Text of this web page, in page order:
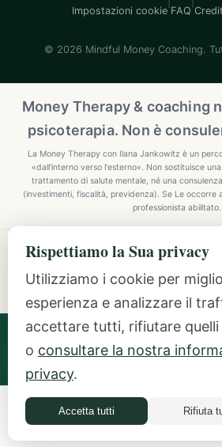
Impostazioni cookie FAQ
© 2026 Mindful Money Coaching.
Money Quiz
Money Therapy & coaching
psicoterapia. Non è
La Money Therapy con Ilana Jankowitz è un
«dall'interno verso l'esterno». Non sostituisce
trattamento di salute mentale, né una
(investimenti, fiscalità, previdenza). Se Le occorre
professionista abilitato.
Explore Mindful Money Coaching
Programmes, archetypes, the Inside-Out
resources.
Ilana Jankowitz· Certified Money
Practitioner · Inside-Out Money
Rispettiamo la Sua privacy
Utilizziamo i cookie per
esperienza e analizzare il
accettare tutti, rifiutare quelli
o consultare la nostra
privacy.
Accetta tutti Rifiuta